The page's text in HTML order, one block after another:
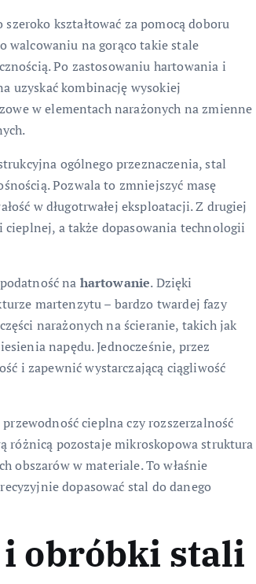
kształtować za pomocą doboru
walcowaniu na gorąco takie stale
Po zastosowaniu hartowania i
uzyskać kombinację wysokiej
w elementach narażonych na zmienne
ogólnego przeznaczenia, stal
Pozwala to zmniejszyć masę
w długotrwałej eksploatacji. Z drugiej
a także dopasowania technologii
na hartowanie. Dzięki
martenzytu – bardzo twardej fazy
narażonych na ścieranie, takich jak
napędu. Jednocześnie, przez
i zapewnić wystarczającą ciągliwość
cieplna czy rozszerzalność
różnicą pozostaje mikroskopowa struktura
obszarów w materiale. To właśnie
dopasować stal do danego
obróbki stali